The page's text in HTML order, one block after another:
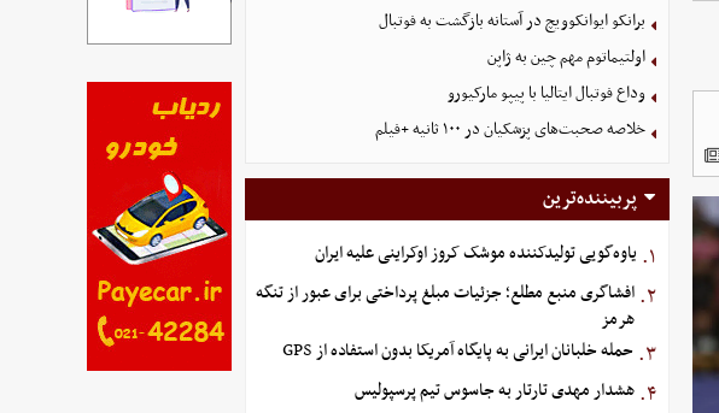
برانکو ایوانکوویچ در آستانه بازگشت به فوتبال
اولتیماتوم مهم چین به ژاپن
وداع فوتبال ایتالیا با پیپو مارکیورو
خلاصه صحبت‌های پزشکیان در ۱۰۰ ثانیه +فیلم
پربیننده‌ترین
۱. یاوه‌گویی تولیدکننده موشک کروز اوکراینی علیه ایران
۲. افشاگری منبع مطلع؛ جزئیات مبلغ پرداختی برای عبور از تنگه
هرمز
۳. حمله خلبانان ایرانی به پایگاه آمریکا بدون استفاده از GPS
۴. هشدار مهدی تارتار به جاسوس تیم پرسپولیس